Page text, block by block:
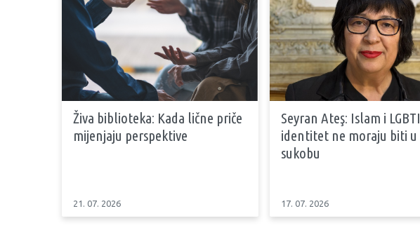
Živa biblioteka: Kada lične priče
mijenjaju perspektive
21. 07. 2026
Seyran Ateş: Islam i LGBTI
identitet ne moraju biti u
sukobu
17. 07. 2026